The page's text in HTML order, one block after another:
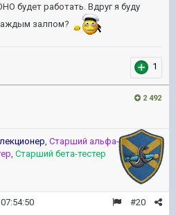
будет работать. Вдруг я буду
залпом?
1
2 492
Старший альфа-
Старший бета-тестер
#20